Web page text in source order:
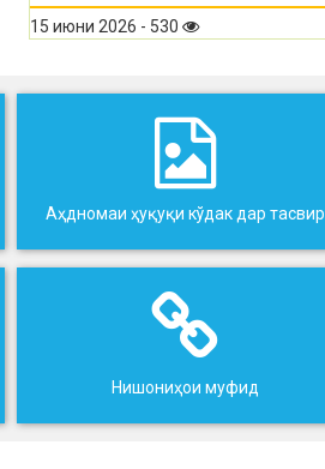
15 июни 2026 - 530
Аҳдномаи ҳуқуқи кўдак дар тасвир
Нишониҳои муфид